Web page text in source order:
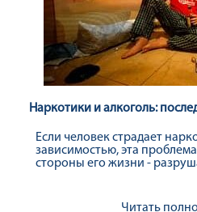
Наркотики и алкоголь:
Если человек страдает
зависимостью, эта проблема
стороны его жизни -
Читать